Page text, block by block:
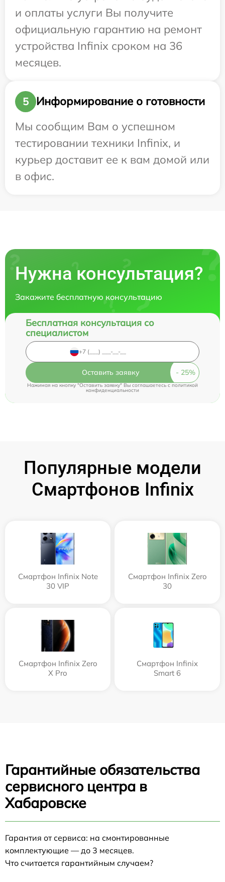
и оплаты услуги Вы получите
официальную гарантию на ремонт
устройства Infinix сроком на 36
месяцев.
5
Информирование о готовности
Мы сообщим Вам о успешном
тестировании техники Infinix, и
курьер доставит ее к вам домой или
в офис.
Нужна консультация?
Закажите бесплатную консультацию
Бесплатная консультация со
специалистом
Оставить заявку
Нажимая на кнопку "Оставить заявку" Вы соглашаетесь cполитикой
конфиденциальности
Популярные модели
Смартфонов Infinix
Смартфон Infinix Note
30 VIP
Смартфон Infinix Zero
30
Смартфон Infinix Zero
X Pro
Смартфон Infinix
Smart 6
Гарантийные обязательства
сервисного центра в
Хабаровске
Гарантия от сервиса: на смонтированные
комплектующие — до 3 месяцев.
Что считается гарантийным случаем?